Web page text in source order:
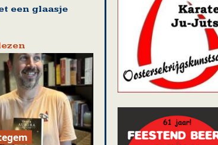
een glaasje